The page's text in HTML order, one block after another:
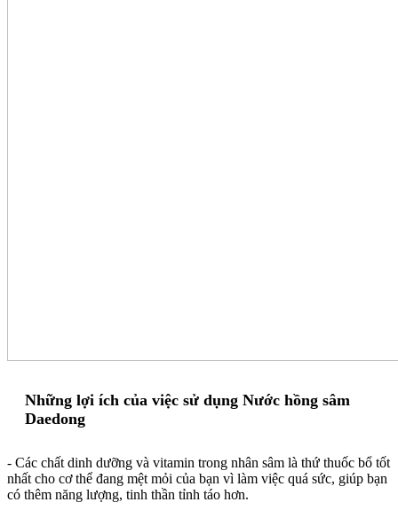
Những lợi ích của việc sử dụng Nước hồng sâm
Daedong
- Các chất dinh dưỡng và vitamin trong nhân sâm là thứ thuốc bổ tốt
nhất cho cơ thể đang mệt mỏi của bạn vì làm việc quá sức, giúp bạn
có thêm năng lượng, tinh thần tỉnh táo hơn.